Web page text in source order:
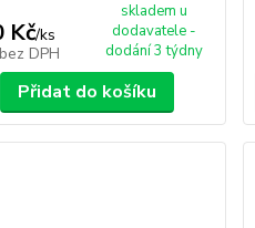
Kč/ks
bez DPH
skladem u
dodavatele -
dodání 3 týdny
Přidat do košíku